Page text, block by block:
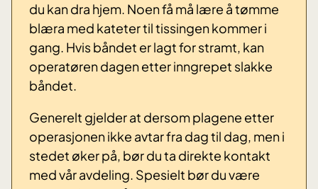
du kan dra hjem. Noen få må lære å tømme
blæra med kateter til tissingen kommer i
gang. Hvis båndet er lagt for stramt, kan
operatøren dagen etter inngrepet slakke
båndet.
Generelt gjelder at dersom plagene etter
operasjonen ikke avtar fra dag til dag, men i
stedet øker på, bør du ta direkte kontakt
med vår avdeling. Spesielt bør du være